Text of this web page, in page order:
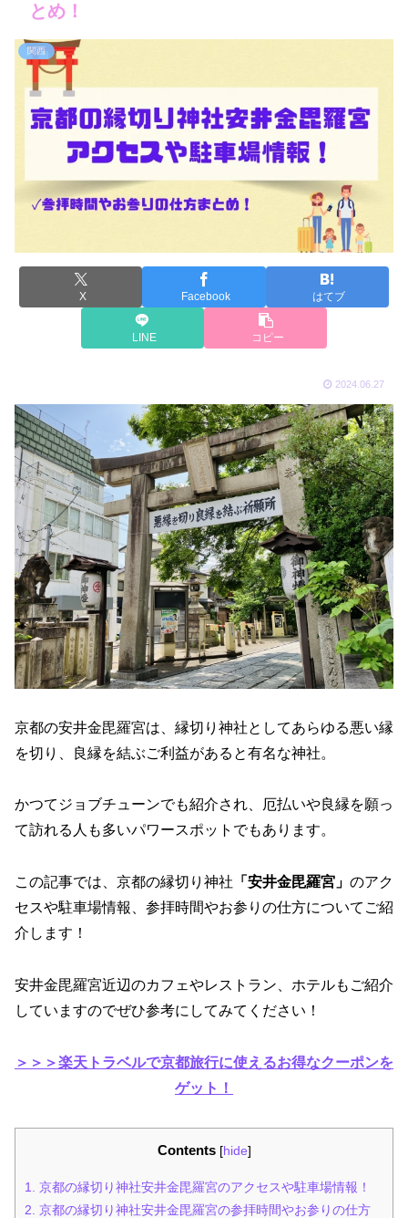
とめ！
関西
X Facebook はてブ
LINE コピー
2024.06.27
京都の安井金毘羅宮は、縁切り神社としてあらゆる悪い縁
を切り、良縁を結ぶご利益があると有名な神社。
かつてジョブチューンでも紹介され、厄払いや良縁を願っ
て訪れる人も多いパワースポットでもあります。
この記事では、京都の縁切り神社 「安井金毘羅宮」 のアク
セスや駐車場情報、参拝時間やお参りの仕方についてご紹
介します！
安井金毘羅宮近辺のカフェやレストラン、ホテルもご紹介
していますのでぜひ参考にしてみてください！
＞＞＞楽天トラベルで京都旅行に使えるお得なクーポンを
ゲット！
Contents [hide]
1.
京都の縁切り神社安井金毘羅宮のアクセスや駐車場情報！
2. 京都の縁切り神社安井金毘羅宮の参拝時間やお参りの仕方